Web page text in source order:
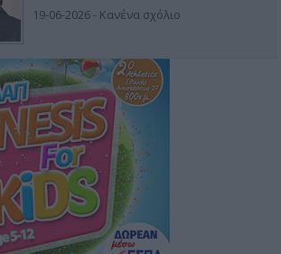
19-06-2026 - Κανένα σχόλιο